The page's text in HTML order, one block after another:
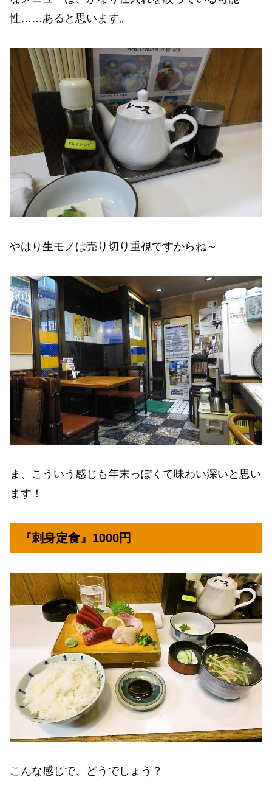
性……あると思います。
やはり生モノは売り切り重視ですからね～
ま、こういう感じも年末っぽくて味わい深いと思い
ます！
『刺身定食』1000円
こんな感じで、どうでしょう？